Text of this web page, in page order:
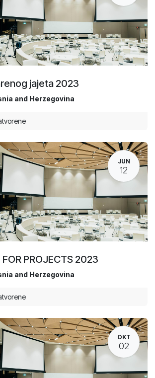
jajeta 2023
and Herzegovina
JUN
12
PROJECTS 2023
and Herzegovina
OKT
02